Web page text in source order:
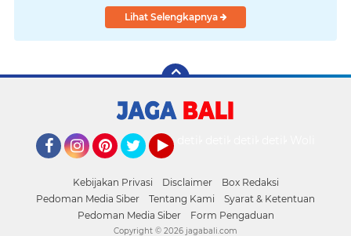
Lihat Selengkapnya
Kebijakan Privasi Disclaimer
Box Redaksi
Pedoman Media Siber
Tentang Kami
Syarat & Ketentuan
Pedoman Media Siber
Form Pengaduan
Copyright © 2026 jagabali.com